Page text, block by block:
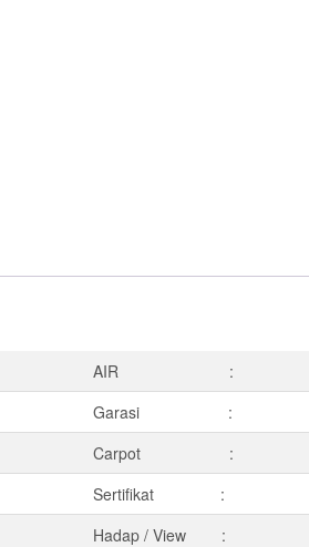
AIR :
Garasi :
Carpot :
Sertifikat :
Hadap / View :